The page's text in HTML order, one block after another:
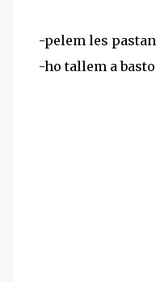
-pelem les
-ho tallem a